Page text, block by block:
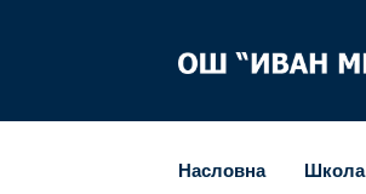
Насловна Школа